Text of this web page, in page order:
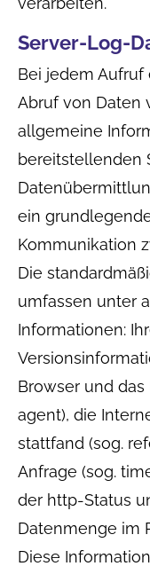
Server-Log-
Bei jedem
Abruf von Daten
allgemeine
bereitstellenden
ein
Kommunikation
Die
umfassen unter
Informationen:
Browser und
agent), die
stattfand (sog.
Anfrage (sog.
der http-Status
Datenmenge im
Diese